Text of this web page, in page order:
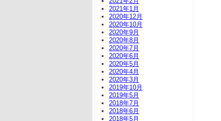
2021年1月
2020年12月
2020年10月
2020年9月
2020年8月
2020年7月
2020年6月
2020年5月
2020年4月
2020年3月
2019年10月
2019年5月
2018年7月
2018年6月
2018年5月